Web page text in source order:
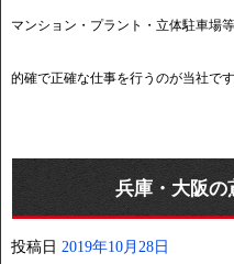
マンション・プラント・立体駐車場
的確で正確な仕事を行うのが当社です
兵庫・大阪の
投稿日 2019年10月28日